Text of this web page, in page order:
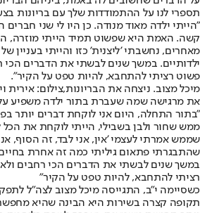
תספרי לנו על ההתמודדות שלך עם בריונות
"הייתי ילדה מאוד מנודה. כן היו לי שני חברים
קשה. האמת היא שפשוט תמיד הייתי מוזרה,
מאחרים, נחשבתי 'ליצנית' כזו והייתי בעניין
ילדותיים. במשך שנים לבשתי את הדברים הכי
פשוט רציתי להתחבא, להיות טפט על הקיר".
מיכל מצוב. ניצחה את הבריונות,צילום: אירית
את מרגישה שמה שעברת בתור ילדה משפיע
"בתור התחלה, היום אני לוקחת דברים יותר
ממש שחור ולבן בשבילי, הייתי לוקחת את הכל
שממש אמרתי לעצמי 'אין, אני לבד, זה הסוף,
שהתבגרתי פתאום גיליתי כמה זה אחרת
במשך שנים לבשתי את הדברים הכי רחבים ולא
רציתי להתחבא, להיות טפט על הקיר"
כשסיימה י"ב, התגייסה מיכל מצוב לצה"ל
תקופה קצרה בשירות היא הבינה שהיא